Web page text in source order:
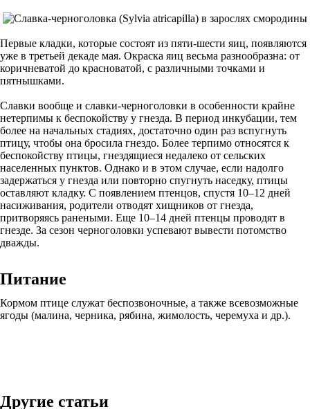
Первые кладки, которые состоят из пяти-шести яиц, появляются
уже в третьей декаде мая. Окраска яиц весьма разнообразна: от
коричневатой до красноватой, с различными точками и
пятнышками.
Славки вообще и славки-черноголовки в особенности крайне
нетерпимы к беспокойству у гнезда. В период инкубации, тем
более на начальных стадиях, достаточно один раз вспугнуть
птицу, чтобы она бросила гнездо. Более терпимо относятся к
беспокойству птицы, гнездящиеся недалеко от сельских
населенных пунктов. Однако и в этом случае, если надолго
задержаться у гнезда или повторно спугнуть наседку, птицы
оставляют кладку. С появлением птенцов, спустя 10–12 дней
насиживания, родители отводят хищников от гнезда,
притворяясь ранеными. Еще 10–14 дней птенцы проводят в
гнезде. За сезон черноголовки успевают вывести потомство
дважды.
Питание
Кормом птице служат беспозвоночные, а также всевозможные
ягоды (малина, черника, рябина, жимолость, черемуха и др.).
Другие статьи